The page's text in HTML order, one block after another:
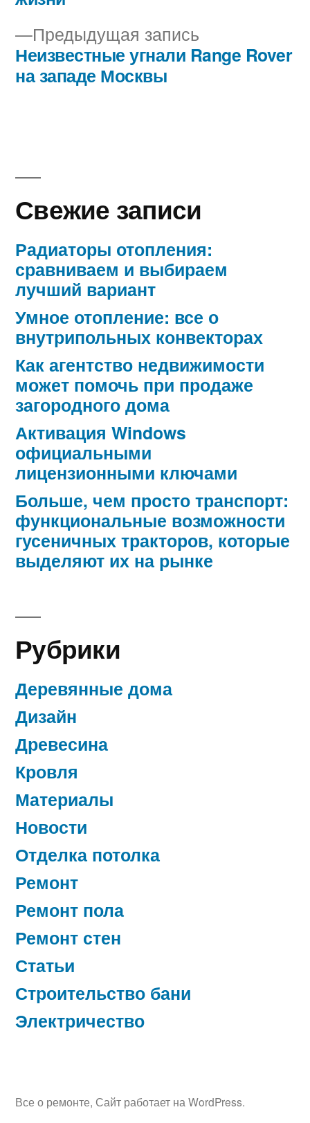
записям
Предыдущая запись
запись:
Неизвестные угнали Range Rover
на западе Москвы
Свежие записи
Радиаторы отопления:
сравниваем и выбираем
лучший вариант
Умное отопление: все о
внутрипольных конвекторах
Как агентство недвижимости
может помочь при продаже
загородного дома
Активация Windows
официальными
лицензионными ключами
Больше, чем просто транспорт:
функциональные возможности
гусеничных тракторов, которые
выделяют их на рынке
Рубрики
Деревянные дома
Дизайн
Древесина
Кровля
Материалы
Новости
Отделка потолка
Ремонт
Ремонт пола
Ремонт стен
Статьи
Строительство бани
Электричество
Все о ремонте, Сайт работает на WordPress.